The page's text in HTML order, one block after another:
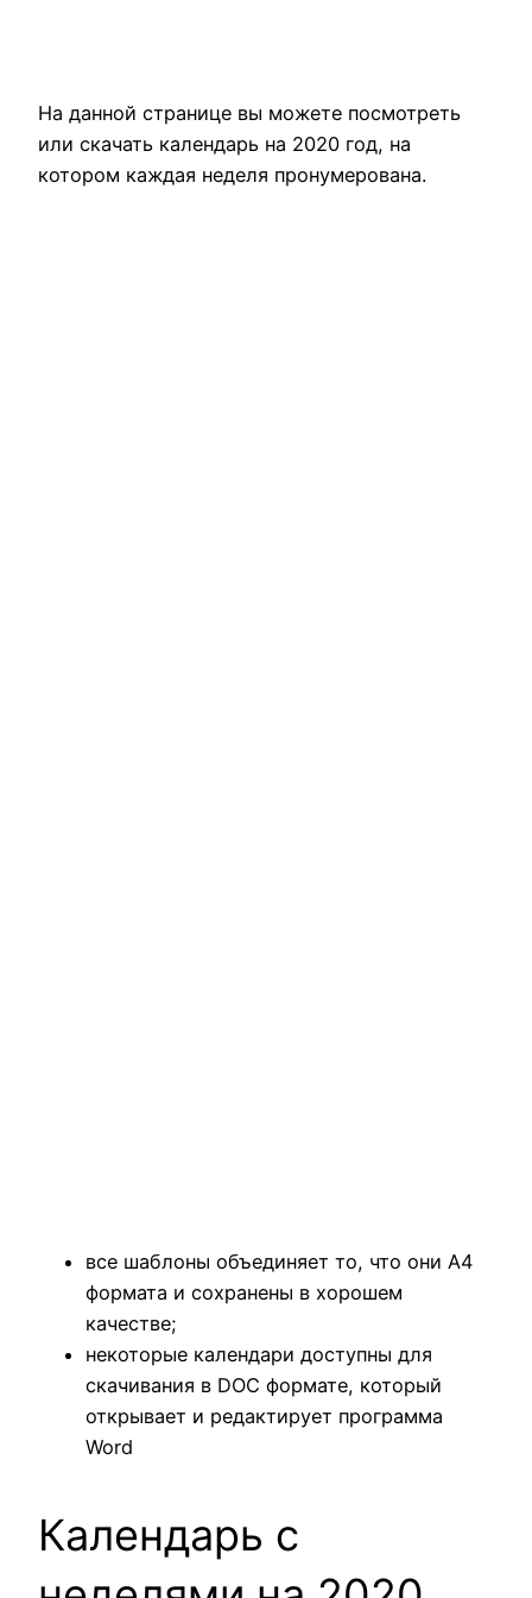
На данной странице вы можете посмотреть
или скачать календарь на 2020 год, на
котором каждая неделя пронумерована.
все шаблоны объединяет то, что они А4
формата и сохранены в хорошем
качестве;
некоторые календари доступны для
скачивания в DOC формате, который
открывает и редактирует программа
Word
Календарь с